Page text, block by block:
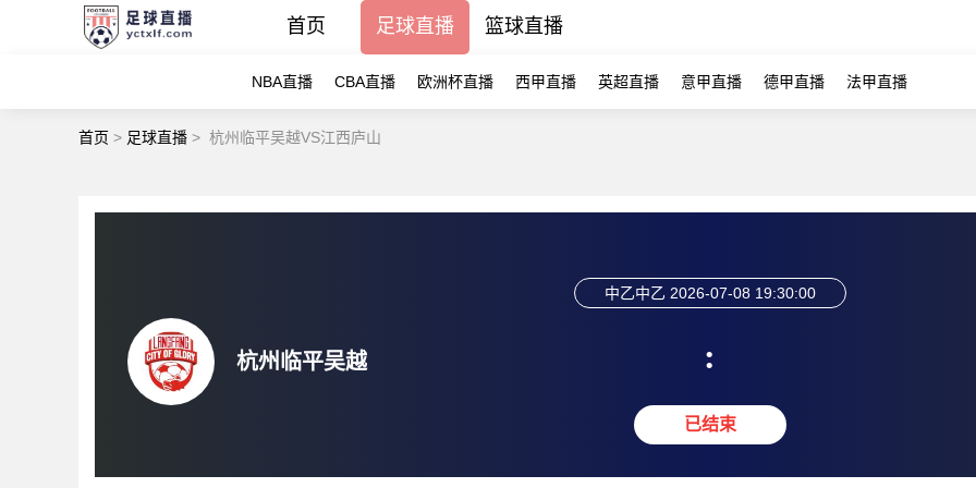
首页 足球直播 篮球直播
NBA直播 CBA直播 欧洲杯直播 西甲直播 英超直播 意甲直播 德甲直播 法甲直播
首页 > 足球直播 > 杭州临平吴越VS江西庐山
杭州临平吴越
中乙中乙 2026-07-08 19:30:00
:
已结束